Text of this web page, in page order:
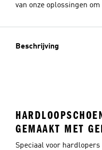
van onze oplossingen
Beschrijving
GEMAAKT MET
Speciaal voor